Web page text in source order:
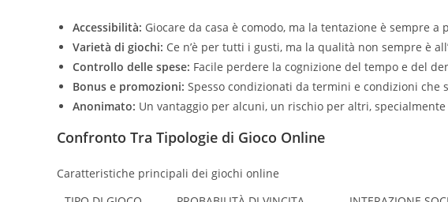
Accessibilità: Giocare da casa è comodo, ma la tentazione è sempre a
Varietà di giochi: Ce n’è per tutti i gusti, ma la qualità non sempre è
Controllo delle spese: Facile perdere la cognizione del tempo e del
Bonus e promozioni: Spesso condizionati da termini e condizioni che
Anonimato: Un vantaggio per alcuni, un rischio per altri,
Confronto Tra Tipologie di Gioco Online
Caratteristiche principali dei giochi online